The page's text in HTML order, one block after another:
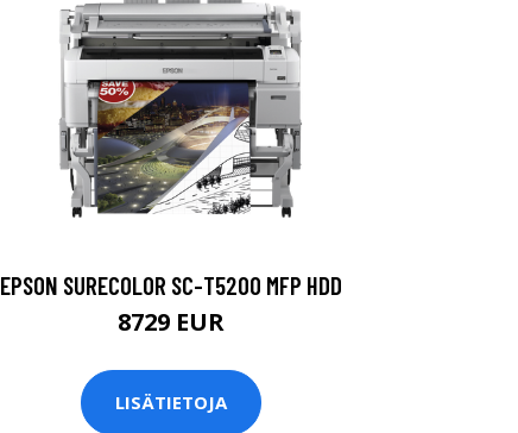
EPSON SURECOLOR SC-T5200 MFP HDD
8729 EUR
LISÄTIETOJA